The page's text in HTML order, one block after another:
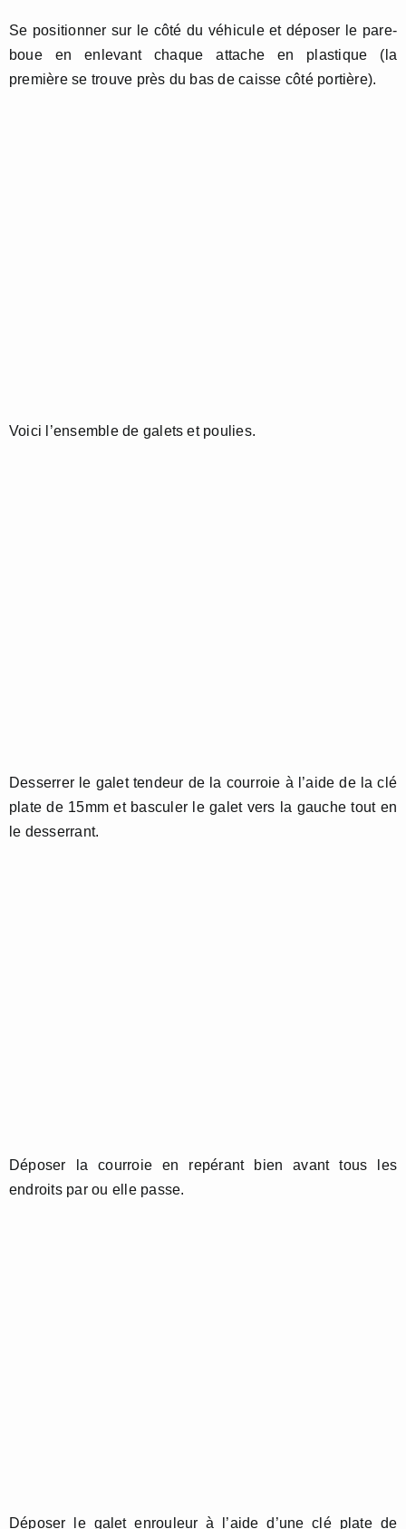
Se positionner sur le côté du véhicule et déposer le pare-
boue en enlevant chaque attache en plastique (la
première se trouve près du bas de caisse côté portière).
Voici l’ensemble de galets et poulies.
Desserrer le galet tendeur de la courroie à l’aide de la clé
plate de 15mm et basculer le galet vers la gauche tout en
le desserrant.
Déposer la courroie en repérant bien avant tous les
endroits par ou elle passe.
Déposer le galet enrouleur à l’aide d’une clé plate de